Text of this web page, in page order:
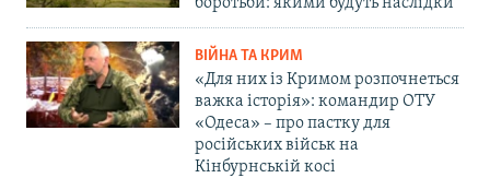
боротьби: якими будуть наслідки
ВІЙНА ТА КРИМ
«Для них із Кримом розпочнеться
важка історія»: командир ОТУ
«Одеса» – про пастку для
російських військ на
Кінбурнській косі